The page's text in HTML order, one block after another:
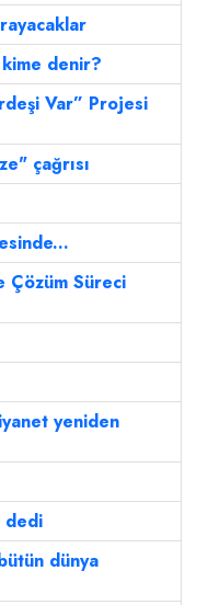
denir?
Var” Projesi
çağrısı
Çözüm Süreci
yeniden
dedi
dünya